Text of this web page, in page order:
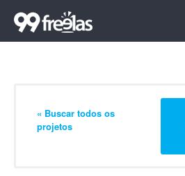
« Buscar todos os
projetos